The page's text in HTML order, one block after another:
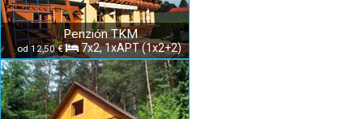
Penzión TKM
od 12,50 € 7x2, 1xAPT (1x2+2)